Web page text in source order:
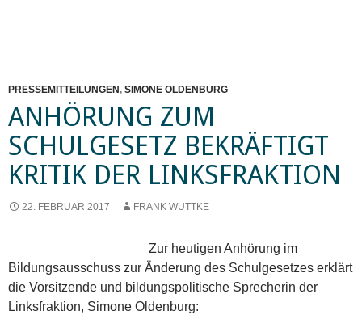
PRESSEMITTEILUNGEN, SIMONE OLDENBURG
ANHÖRUNG ZUM
SCHULGESETZ BEKRÄFTIGT
KRITIK DER LINKSFRAKTION
22. FEBRUAR 2017 FRANK WUTTKE
Zur heutigen Anhörung im
Bildungsausschuss zur Änderung des Schulgesetzes erklärt
die Vorsitzende und bildungspolitische Sprecherin der
Linksfraktion, Simone Oldenburg: